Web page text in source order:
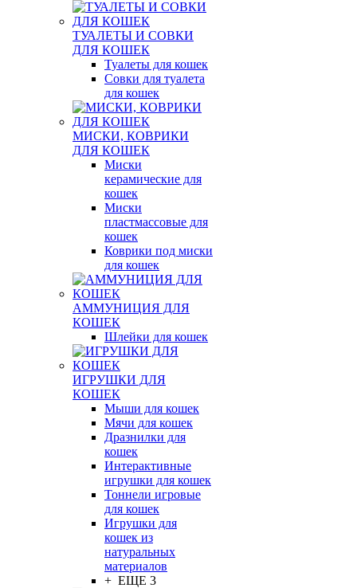
ТУАЛЕТЫ И СОВКИ
ДЛЯ КОШЕК
Туалеты для кошек
Совки для туалета
для кошек
МИСКИ, КОВРИКИ
ДЛЯ КОШЕК
Миски
керамические для
кошек
Миски
пластмассовые для
кошек
Коврики под миски
для кошек
АММУНИЦИЯ ДЛЯ
КОШЕК
Шлейки для кошек
ИГРУШКИ ДЛЯ
КОШЕК
Мыши для кошек
Мячи для кошек
Дразнилки для
кошек
Интерактивные
игрушки для кошек
Тоннели игровые
для кошек
Игрушки для
кошек из
натуральных
материалов
+ ЕЩЕ 3